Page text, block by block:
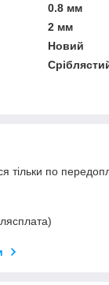
0.8 мм
2 мм
Новий
тільки по